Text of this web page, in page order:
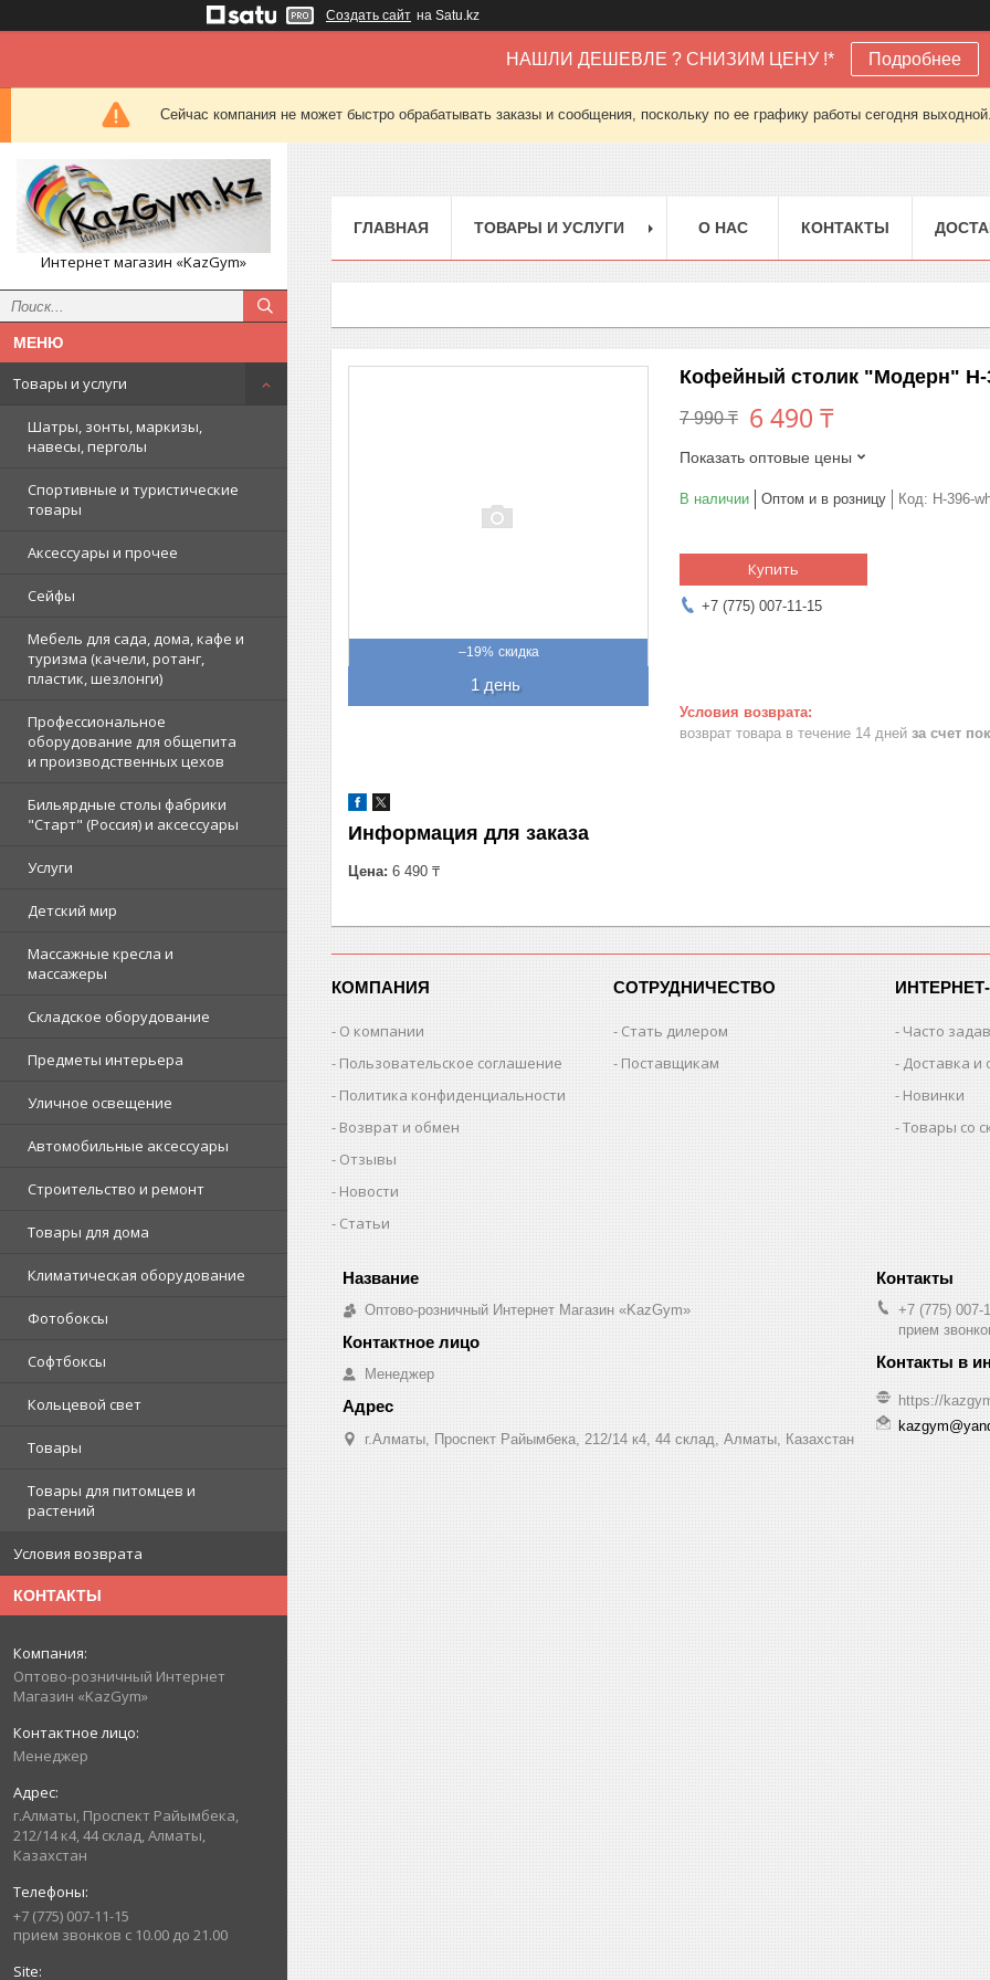
Создать сайт на Satu.kz
НАШЛИ ДЕШЕВЛЕ ? СНИЗИМ ЦЕНУ !* Подробнее
Сейчас компания не может быстро обрабатывать заказы и сообщения, поскольку по ее графику работы сегодня
Интернет магазин «KazGym»
Товары и услуги
Шатры, зонты, маркизы,
навесы, перголы
Спортивные и туристические
товары
Аксессуары и прочее
Сейфы
Мебель для сада, дома, кафе и
туризма (качели, ротанг,
пластик, шезлонги)
Профессиональное
оборудование для общепита
и производственных цехов
Бильярдные столы фабрики
"Cтарт" (Россия) и аксессуары
Услуги
Детский мир
Массажные кресла и
массажеры
Складское оборудование
Предметы интерьера
Уличное освещение
Автомобильные аксессуары
Строительство и ремонт
Товары для дома
Климатическая оборудование
Фотобоксы
Софтбоксы
Кольцевой свет
Товары
Товары для питомцев и
растений
Условия возврата
КОНТАКТЫ
Оптово-розничный Интернет
Магазин «KazGym»
Менеджер
г.Алматы, Проспект Райымбека,
212/14 к4, 44 склад, Алматы,
Казахстан
+7 (775) 007-11-15
прием звонков с 10.00 до 21.00
ГЛАВНАЯ ТОВАРЫ И УСЛУГИ О НАС КОНТАКТЫ
–19%
1 день
Кофейный столик "Модерн" H-
7 990 ₸ 6 490 ₸
Показать оптовые цены
В наличии Оптом и в розницу Код: H-396-
Купить
+7 (775) 007-11-15
возврат товара в течение 14 дней за счет
Информация для заказа
Цена: 6 490 ₸
КОМПАНИЯ
О компании
Пользовательское соглашение
Политика конфиденциальности
Возврат и обмен
Отзывы
Новости
Статьи
СОТРУДНИЧЕСТВО
Стать дилером
Поставщикам
Часто
Доставка и
Новинки
Товары со
Оптово-розничный Интернет Магазин «KazGym»
Менеджер
г.Алматы, Проспект Райымбека, 212/14 к4, 44 склад, Алматы, Казахстан
+7 (775) 007-
прием
https://